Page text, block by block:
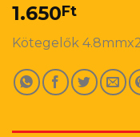
1.650Ft
Kötegelők